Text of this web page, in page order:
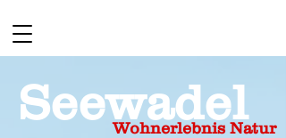
Seewadel
Wohnerlebnis Natur